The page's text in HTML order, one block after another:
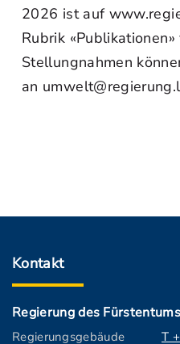
2026 ist auf
Rubrik
Stellungnahmen
an
Kontakt
Regierung des
Regierungsgebäude T